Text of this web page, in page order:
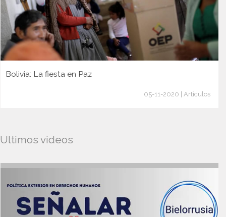
Bolivia: La fiesta en Paz
05-11-2020 | Artículos
Ultimos videos